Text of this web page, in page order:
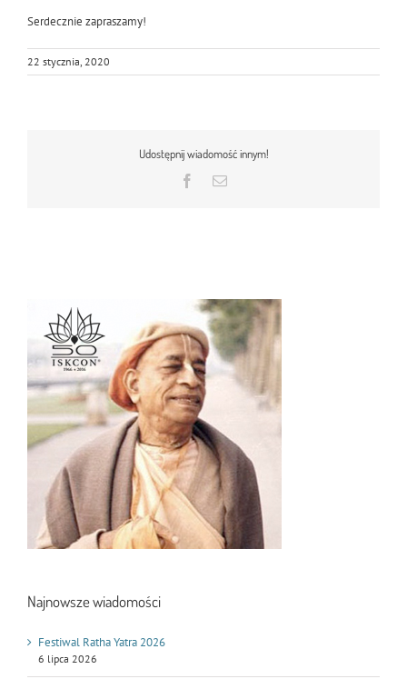
Serdecznie zapraszamy!
22 stycznia, 2020
Udostępnij wiadomość innym!
Facebook
Email
Najnowsze wiadomości
Festiwal Ratha Yatra 2026
6 lipca 2026